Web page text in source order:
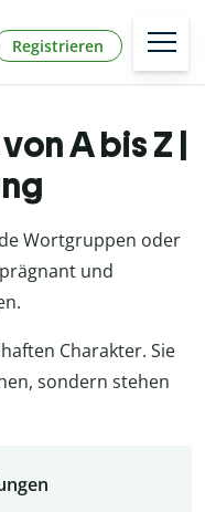
Registrieren
A bis Z |
Wortgruppen oder
und
Charakter. Sie
sondern stehen